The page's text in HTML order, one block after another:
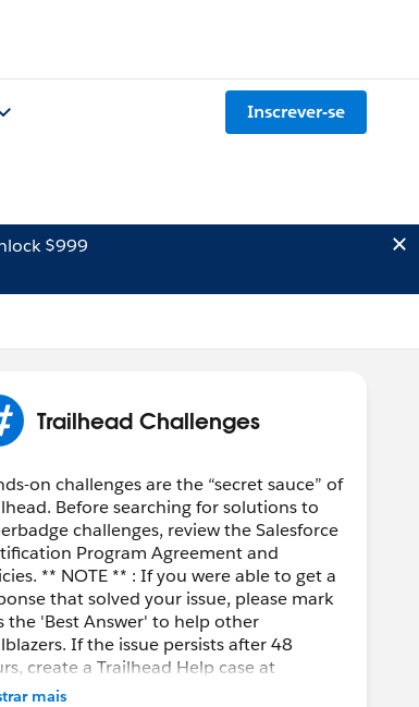
Inscrever-se
$999
Trailhead Challenges
on challenges are the “secret sauce” of
Before searching for solutions to
challenges, review the Salesforce
Program Agreement and
** NOTE ** : If you were able to get a
that solved your issue, please mark
the 'Best Answer' to help other
If the issue persists after 48
create a Trailhead Help case at
help.salesforce.com/s/support
mais